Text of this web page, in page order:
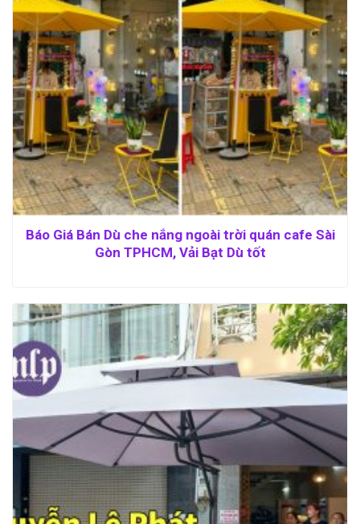
Báo Giá Bán Dù che nắng ngoài trời quán cafe Sài
Gòn TPHCM, Vải Bạt Dù tốt